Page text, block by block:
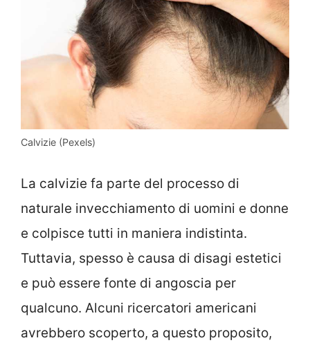
Calvizie (Pexels)
La calvizie fa parte del processo di
naturale invecchiamento di uomini e donne
e colpisce tutti in maniera indistinta.
Tuttavia, spesso è causa di disagi estetici
e può essere fonte di angoscia per
qualcuno. Alcuni ricercatori americani
avrebbero scoperto, a questo proposito,